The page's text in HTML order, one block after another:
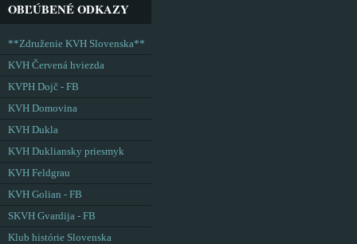
OBĽÚBENÉ ODKAZY
**Združenie KVH Slovenska**
KVH Červená hviezda
KVPH Dojč - FB
KVH Domovina
KVH Dukla
KVH Dukliansky priesmyk
KVH Feldgrau
KVH Golian - FB
SKVH Gvardija - FB
Klub histórie Slovenska